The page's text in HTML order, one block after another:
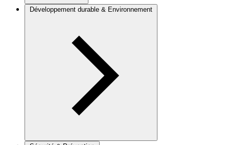
Développement durable & Environnement